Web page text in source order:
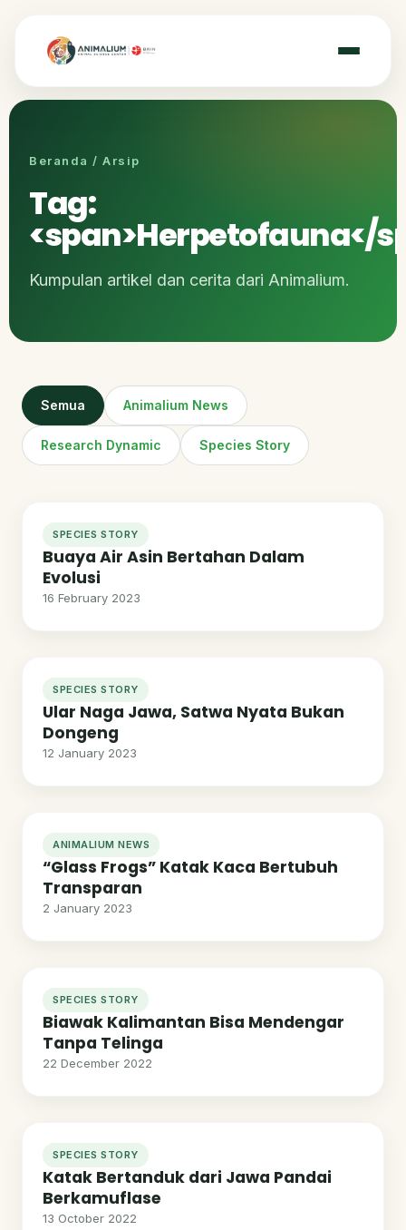
Beranda / Arsip
Tag:
<span>Herpetofauna</
Kumpulan artikel dan cerita dari Animalium.
Semua Animalium News
Research Dynamic Species Story
SPECIES STORY
Buaya Air Asin Bertahan Dalam
Evolusi
16 February 2023
SPECIES STORY
Ular Naga Jawa, Satwa Nyata Bukan
Dongeng
12 January 2023
ANIMALIUM NEWS
“Glass Frogs” Katak Kaca Bertubuh
Transparan
2 January 2023
SPECIES STORY
Biawak Kalimantan Bisa Mendengar
Tanpa Telinga
22 December 2022
SPECIES STORY
Katak Bertanduk dari Jawa Pandai
Berkamuflase
13 October 2022